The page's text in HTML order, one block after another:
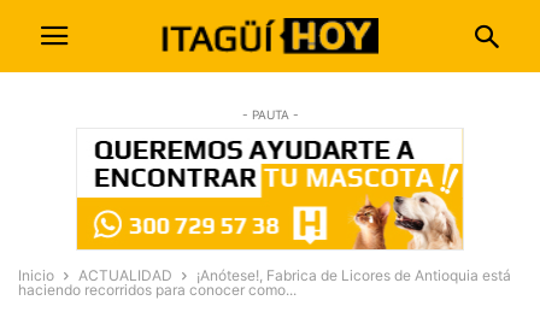
- PAUTA -
Inicio ACTUALIDAD
¡Anótese!, Fabrica de Licores de Antioquia está
haciendo recorridos para conocer como...